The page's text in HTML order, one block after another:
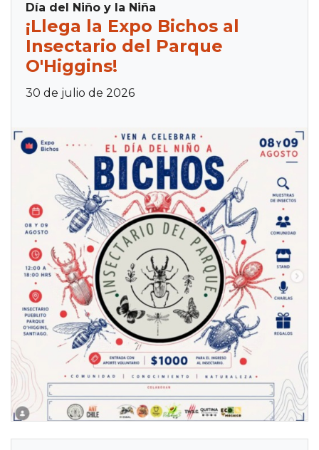
Día del Niño y la Niña
¡Llega la Expo Bichos al
Insectario del Parque
O'Higgins!
30 de julio de 2026